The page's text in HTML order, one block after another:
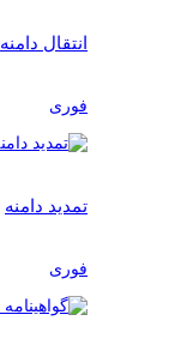
انتقال دامنه
فوری
تمدید دامنه
فوری